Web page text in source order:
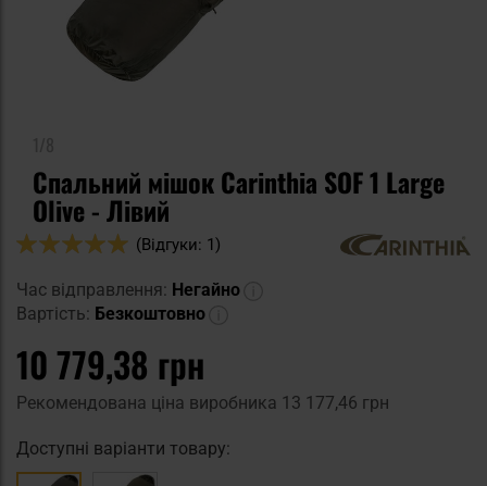
Спальний мішок Carinthia SOF 1 Large
Olive - Лівий
Оцінка:
(Відгуки: 1)
Час відправлення: Негайно
Вартість: Безкоштовно
10 779,38 грн
Рекомендована ціна виробника 13 177,46 грн
Доступні варіанти товару: